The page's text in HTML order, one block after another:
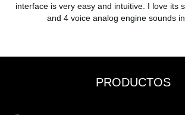
interface is very easy and intuitive. I love its
and 4 voice analog engine sounds
PRODUCTOS